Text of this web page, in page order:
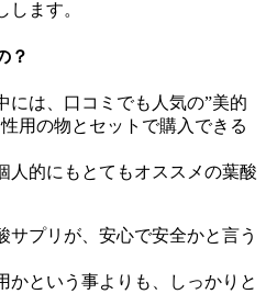
ます。
？
には、口コミでも人気の”美的
用の物とセットで購入できる
人的にもとてもオススメの葉酸
サプリが、安心で安全かと言う
かという事よりも、しっかりと